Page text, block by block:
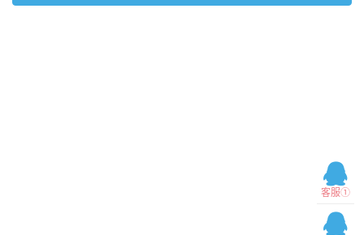
客服①